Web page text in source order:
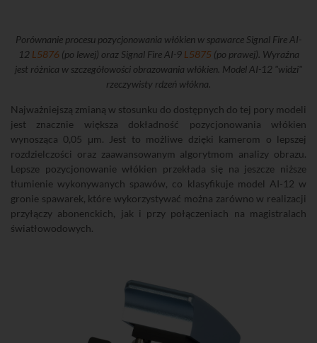
Porównanie procesu pozycjonowania włókien w spawarce Signal Fire AI-
12 L5876 (po lewej) oraz Signal Fire AI-9 L5875(po prawej). Wyraźna
jest różnica w szczegółowości obrazowania włókien. Model AI-12 "widzi"
rzeczywisty rdzeń włókna.
Najważniejszą zmianą w stosunku do dostępnych do tej pory modeli
jest znacznie większa dokładność pozycjonowania włókien
wynosząca 0,05 μm. Jest to możliwe dzięki kamerom o lepszej
rozdzielczości oraz zaawansowanym algorytmom analizy obrazu.
Lepsze pozycjonowanie włókien przekłada się na jeszcze niższe
tłumienie wykonywanych spawów, co klasyfikuje model AI-12 w
gronie spawarek, które wykorzystywać można zarówno w realizacji
przyłączy abonenckich, jak i przy połączeniach na magistralach
światłowodowych.